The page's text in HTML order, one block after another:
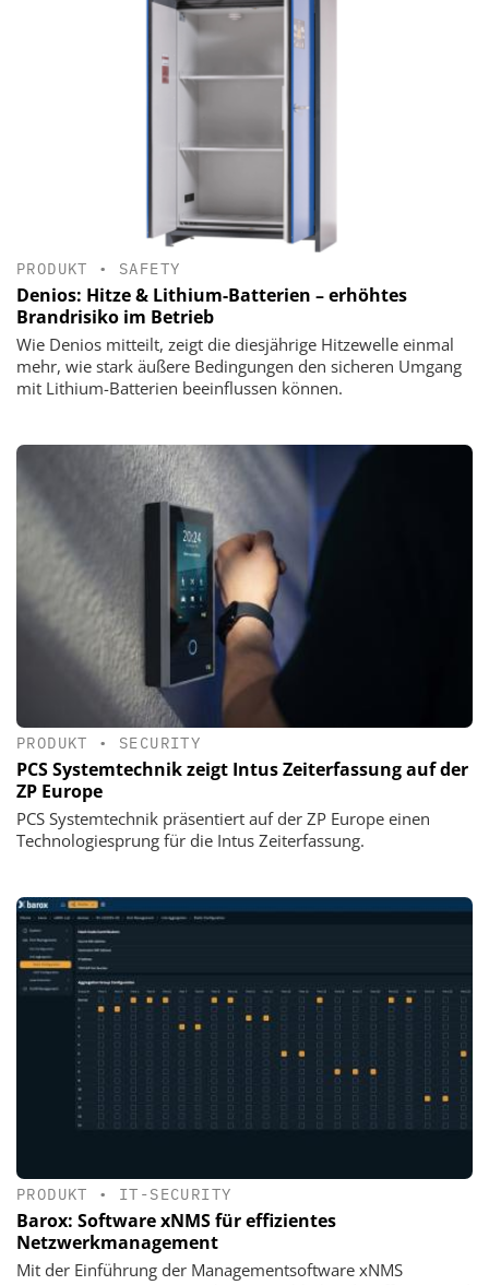
PRODUKT • SAFETY
Denios: Hitze & Lithium-Batterien – erhöhtes
Brandrisiko im Betrieb
Wie Denios mitteilt, zeigt die diesjährige Hitzewelle einmal
mehr, wie stark äußere Bedingungen den sicheren Umgang
mit Lithium-Batterien beeinflussen können.
PRODUKT • SECURITY
PCS Systemtechnik zeigt Intus Zeiterfassung auf der
ZP Europe
PCS Systemtechnik präsentiert auf der ZP Europe einen
Technologiesprung für die Intus Zeiterfassung.
PRODUKT • IT-SECURITY
Barox: Software xNMS für effizientes
Netzwerkmanagement
Mit der Einführung der Managementsoftware xNMS